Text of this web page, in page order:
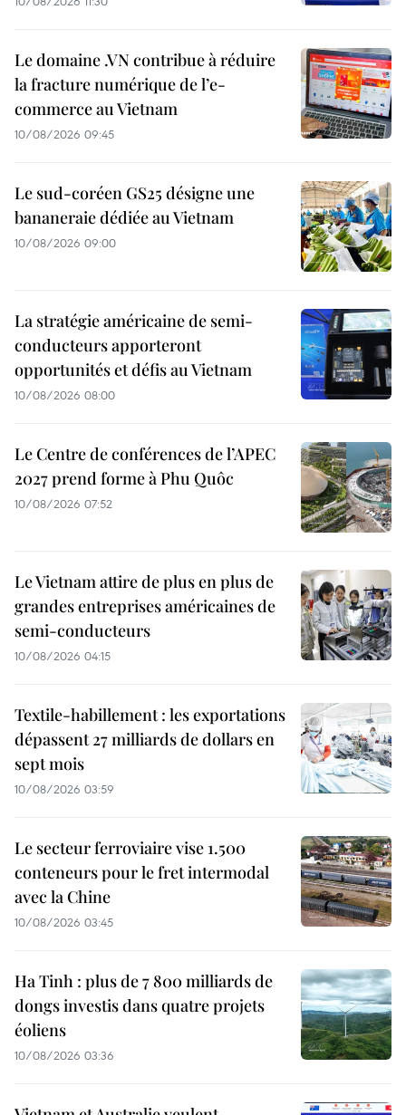
Le domaine .VN contribue à réduire
la fracture numérique de l’e-
commerce au Vietnam
10/08/2026 09:45
Le sud-coréen GS25 désigne une
bananeraie dédiée au Vietnam
10/08/2026 09:00
La stratégie américaine de semi-
conducteurs apporteront
opportunités et défis au Vietnam
10/08/2026 08:00
Le Centre de conférences de l’APEC
2027 prend forme à Phu Quôc
10/08/2026 07:52
Le Vietnam attire de plus en plus de
grandes entreprises américaines de
semi-conducteurs
10/08/2026 04:15
Textile-habillement : les exportations
dépassent 27 milliards de dollars en
sept mois
10/08/2026 03:59
Le secteur ferroviaire vise 1.500
conteneurs pour le fret intermodal
avec la Chine
10/08/2026 03:45
Ha Tinh : plus de 7 800 milliards de
dongs investis dans quatre projets
éoliens
10/08/2026 03:36